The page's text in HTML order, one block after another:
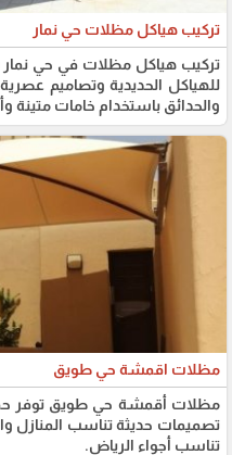
تركيب هياكل مظلات حي نمار
تركيب هياكل مظلات في حي نمار
للهياكل الحديدية وتصاميم
والحدائق باستخدام خامات متينة
مظلات اقمشة حي طويق
مظلات أقمشة حي طويق توفر
تصميمات حديثة تناسب المنازل
تناسب أجواء الرياض.